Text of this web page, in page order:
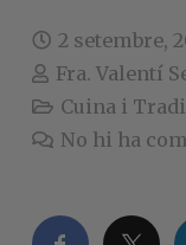
2 setembre,
Fra. Valentí
Cuina i
No hi ha